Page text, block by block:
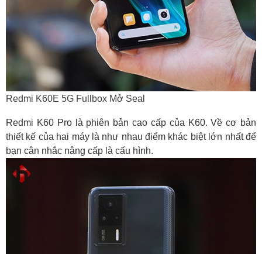
Redmi K60E 5G Fullbox Mở Seal
Redmi K60 Pro là phiên bản cao cấp của K60. Về cơ bản
thiết kế của hai máy là như nhau điểm khác biệt lớn nhất để
bạn cân nhắc nâng cấp là cấu hình.